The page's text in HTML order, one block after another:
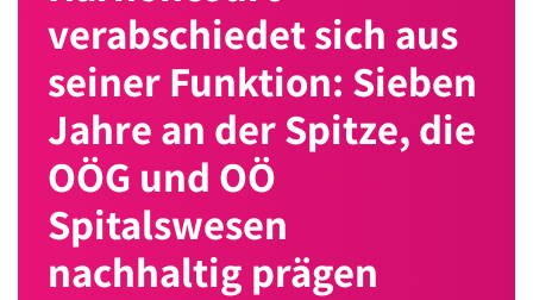
verabschiedet sich aus
seiner Funktion: Sieben
Jahre an der Spitze, die
OÖG und OÖ
Spitalswesen
nachhaltig prägen